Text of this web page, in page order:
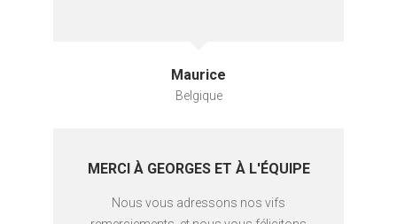
Maurice
Belgique
MERCI À GEORGES ET À L'ÉQUIPE
Nous vous adressons nos vifs